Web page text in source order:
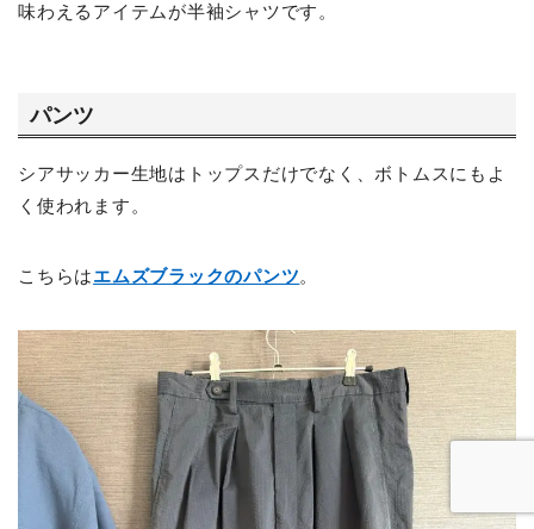
味わえるアイテムが半袖シャツです。
パンツ
シアサッカー生地はトップスだけでなく、ボトムスにもよ
く使われます。
こちらはエムズブラックのパンツ。